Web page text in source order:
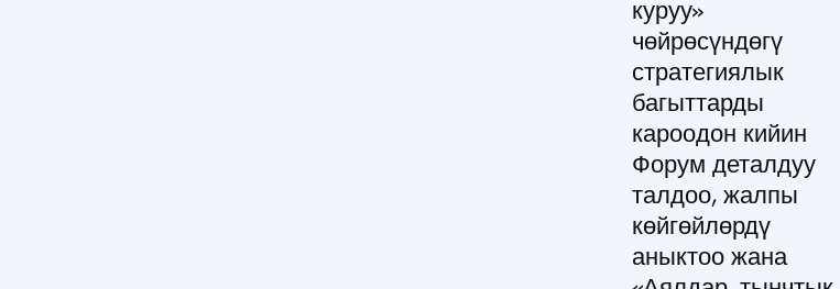
куруу»
чөйрөсүндөгү
стратегиялык
багыттарды
кароодон кийин
Форум деталдуу
талдоо, жалпы
көйгөйлөрдү
аныктоо жана